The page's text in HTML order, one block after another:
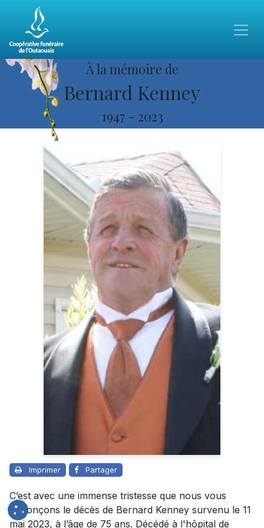
À la mémoire de
Bernard Kenney
1947 - 2023
Imprimer Partager
C’est avec une immense tristesse que nous vous
annonçons le décès de Bernard Kenney survenu le 11
mai 2023, à l’âge de 75 ans. Décédé à l'hôpital de